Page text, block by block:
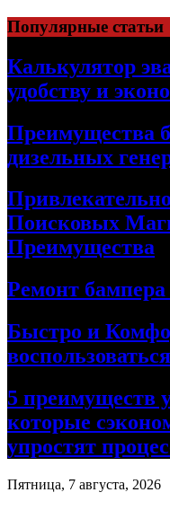
Skip
to
content
Популярные статьи
Калькулятор
удобству и
Преимущества
дизельных
Поисковых
Преимущества
Ремонт
Быстро и
5 преимуществ
которые
упростят
Пятница, 7 августа, 2026